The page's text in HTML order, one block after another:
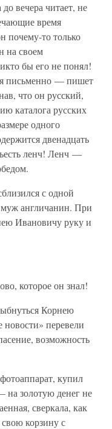
вечера читает, не
время
почему-то только
на своем
бы его не понял!
письменно — пишет
что он русский,
каталога русских
одного
двенадцать
ленч! Ленч —
с одной
муж англичанин. При
Ивановичу руку и
которое он знал!
Корнею
перевели
возможность
купил
на золотую денег не
сверкала, как
корзину с